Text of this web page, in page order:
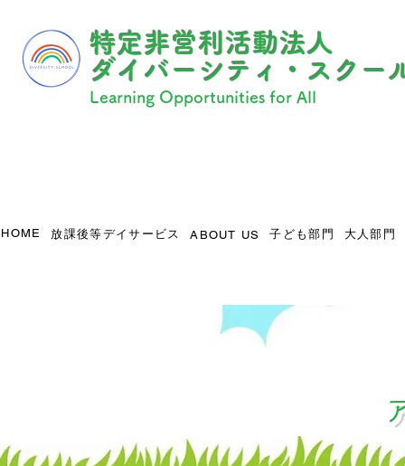
​特定非営利活動法人
ダイバーシティ・スクー
Learning Opportunities for All
HOME 放課後等デイサービス ABOUT US 子ども部門 大人部門